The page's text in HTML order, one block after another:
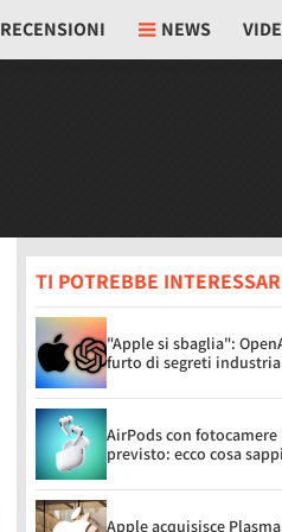
RECENSIONI NEWS
TI POTREBBE
"Apple si sbaglia":
furto di segreti
AirPods con
previsto: ecco cosa
Apple acquisisce